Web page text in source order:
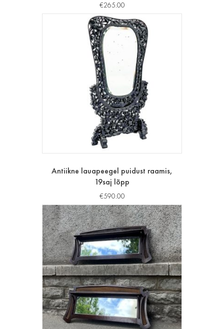
€265.00
Antiikne lauapeegel puidust raamis,
19saj lõpp
€590.00